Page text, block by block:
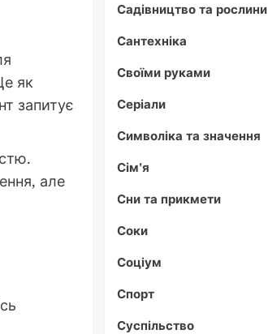
як
запитує
але
Садівництво та рослини
Сантехніка
Своїми руками
Серіали
Символіка та значення
Сім'я
Сни та прикмети
Соки
Соціум
Спорт
Суспільство